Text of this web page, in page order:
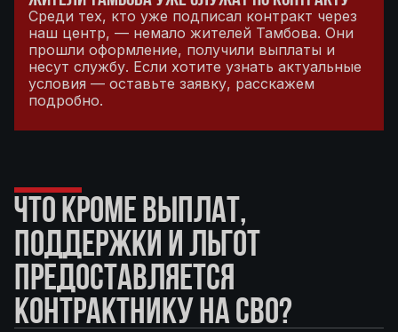
Среди тех, кто уже подписал контракт через
наш центр, — немало жителей Тамбова. Они
прошли оформление, получили выплаты и
несут службу. Если хотите узнать актуальные
условия — оставьте заявку, расскажем
подробно.
ЧТО КРОМЕ ВЫПЛАТ,
ПОДДЕРЖКИ И ЛЬГОТ
ПРЕДОСТАВЛЯЕТСЯ
КОНТРАКТНИКУ НА СВО?